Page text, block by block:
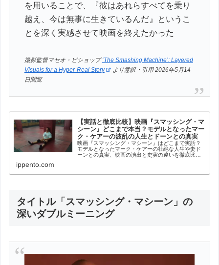
を用いることで、『彼はあれらすべてを乗り
越え、今は無事に生きているんだ』というこ
とを深く実感させて映画を終えたかった
撮影監督マセオ・ビショップ‘The Smashing Machine’: Layered
Visuals for a Hyper-Real Story
より意訳・引用 2026年5月14
日閲覧
【実話と徹底比較】映画『スマッシング・マ
シーン』どこまで本当？モデルとなったマー
ク・ケアーの波乱の人生とドーンとの真実
映画『スマッシング・マシーン』はどこまで実話？
モデルとなったマーク・ケアーの壮絶な人生や妻ド
ーンとの真実、映画の演出と史実の違いを徹底比
ippento.com
タイトル「スマッシング・マシーン」の
深いダブルミーニング